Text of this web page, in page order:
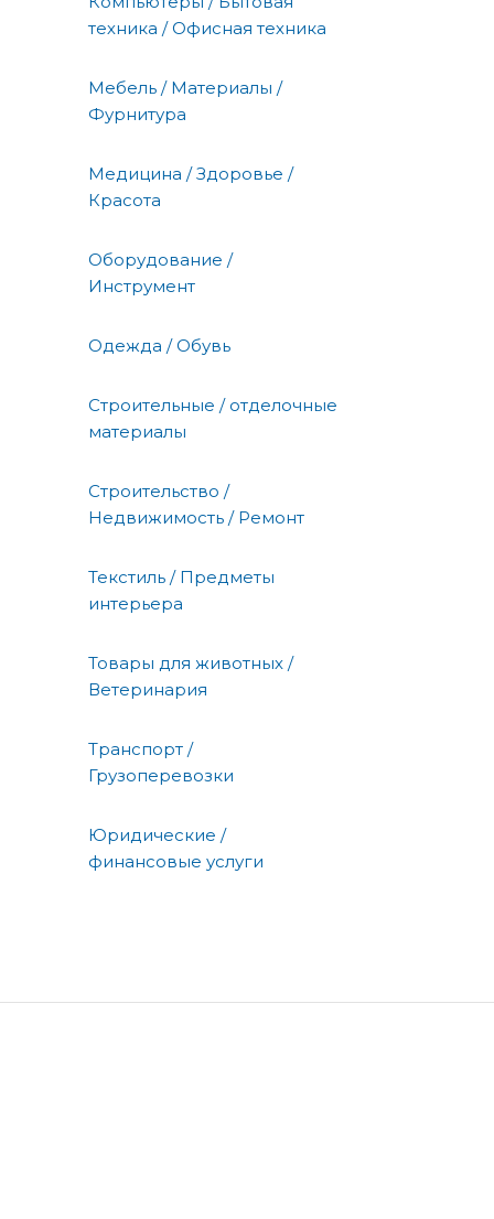
техника / Офисная техника
Мебель / Материалы /
Фурнитура
Медицина / Здоровье /
Красота
Оборудование /
Инструмент
Одежда / Обувь
Строительные / отделочные
материалы
Строительство /
Недвижимость / Ремонт
Текстиль / Предметы
интерьера
Товары для животных /
Ветеринария
Транспорт /
Грузоперевозки
Юридические /
финансовые услуги